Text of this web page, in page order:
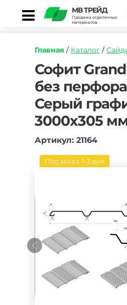
МВ ТРЕЙД
Продажа отделочных
материалов
Главная / Каталог /
https://mvtrade.ru/
grand-
line-
t4-
bez-
perforaczii-
seryj-
3000kh305-
Софит
без
Серый
3000х305
Артикул: 21164
Под заказ: 1-3 дня